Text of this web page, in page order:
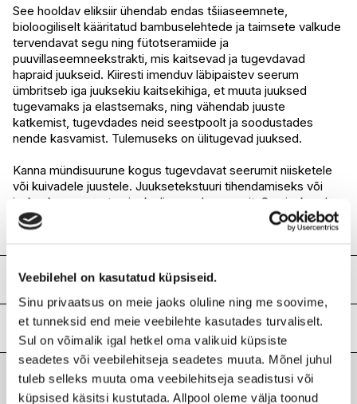
Veebilehel on kasutatud küpsiseid.
Sinu privaatsus on meie jaoks oluline ning me soovime,
et tunneksid end meie veebilehte kasutades turvaliselt.
Sul on võimalik igal hetkel oma valikuid küpsiste
seadetes või veebilehitseja seadetes muuta. Mõnel juhul
tuleb selleks muuta oma veebilehitseja seadistusi või
küpsised käsitsi kustutada. Allpool oleme välja toonud
I.L.U. Ülemiste
Saadaval
I.L.U. Rocca
Saadaval
I.L.U. Lõunakeskus
Ei ole saadaval
I.L.U. Pärnu
Ei ole saadaval
See hooldav eliksiir ühendab endas tšiiaseemnete,
bioloogiliselt kääritatud bambuselehtede ja taimsete valkude
tervendavat segu ning fütotseramiide ja
puuvillaseemneekstrakti, mis kaitsevad ja tugevdavad
hapraid juukseid. Kiiresti imenduv läbipaistev seerum
ümbritseb iga juuksekiu kaitsekihiga, et muuta juuksed
tugevamaks ja elastsemaks, ning vähendab juuste
katkemist, tugevdades neid seestpoolt ja soodustades
nende kasvamist. Tulemuseks on ülitugevad juuksed.
Kanna mündisuurune kogus tugevdavat seerumit niisketele
või kuivadele juustele. Juuksetekstuuri tihendamiseks või
juuksekasvu ergutamiseks lisa veel seerumit. Sea juuksed
soengusse nagu tavaliselt. Võib kasutada ka öise
hooldusena.
Koostis
AQUA/WATER/EAU, SODIUM COCOYL ISETHIONATE,
SODIUM LAUROYL METHYL ISETHIONATE,
CAPRYLYL/CAPRYL GLUCOSIDE, SODIUM C14-16 OLEFIN
SULFONATE, SODIUM COCOYL GLYCINATE,
PARFUM/FRAGRANCE, DISODIUM
COCOAMPHODIPROPIONATE, LAURAMIDOPROPYL
Lisainfo
Kaubamärk
ORIBE
Laokood
H0187902